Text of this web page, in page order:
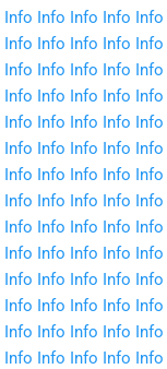
Info Info Info Info Info
Info Info Info Info Info
Info Info Info Info Info
Info Info Info Info Info
Info Info Info Info Info
Info Info Info Info Info
Info Info Info Info Info
Info Info Info Info Info
Info Info Info Info Info
Info Info Info Info Info
Info Info Info Info Info
Info Info Info Info Info
Info Info Info Info Info
Info Info Info Info Info